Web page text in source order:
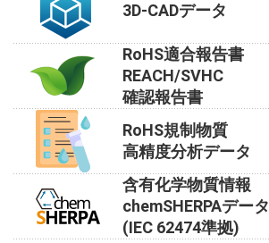
3D-CADデータ
RoHS適合報告書
REACH/SVHC
確認報告書
RoHS規制物質
高精度分析データ
含有化学物質情報
chemSHERPAデータ
(IEC 62474準拠)